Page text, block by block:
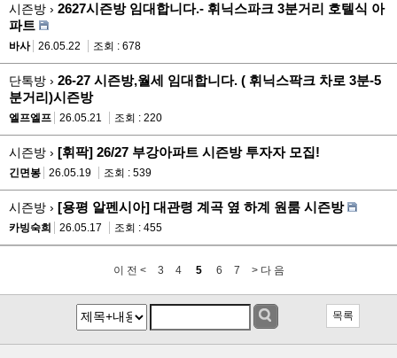
시즌방 › 2627시즌방 임대합니다.- 휘닉스파크 3분거리 호텔식 아
파트
바사 26.05.22 조회 : 678
단톡방 › 26-27 시즌방,월세 임대합니다. ( 휘닉스팍크 차로 3분-5
분거리)시즌방
엘프엘프 26.05.21 조회 : 220
시즌방 › [휘팍] 26/27 부강아파트 시즌방 투자자 모집!
긴면봉 26.05.19 조회 : 539
시즌방 › [용평 알펜시아] 대관령 계곡 옆 하계 원룸 시즌방
카빙숙희 26.05.17 조회 : 455
이 전 < 3 4 5 6 7 > 다 음
목록